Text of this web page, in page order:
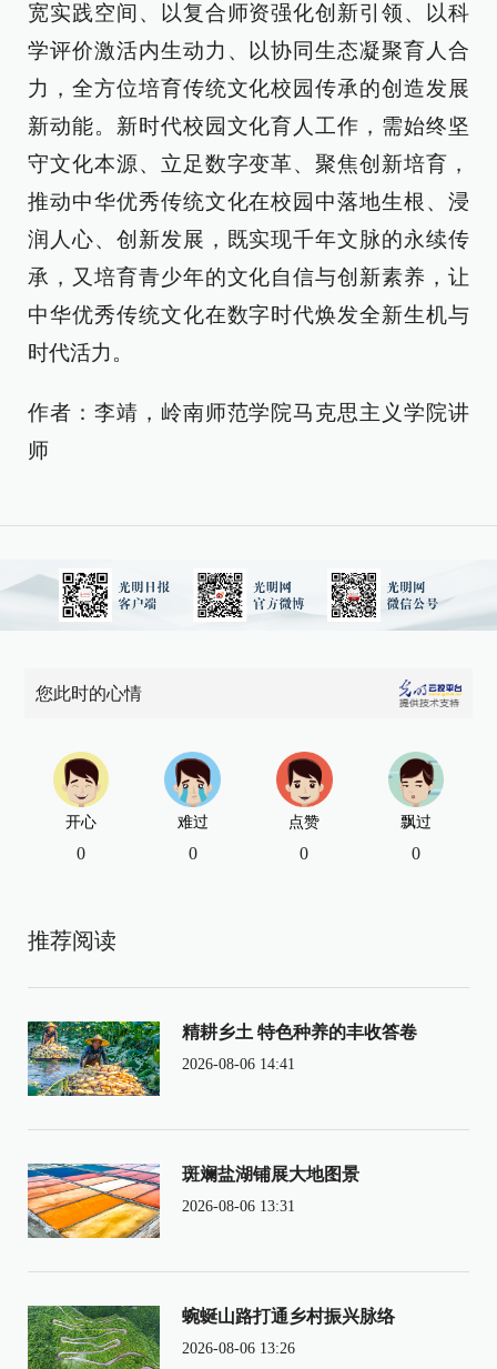
宽实践空间、以复合师资强化创新引领、以科
学评价激活内生动力、以协同生态凝聚育人合
力，全方位培育传统文化校园传承的创造发展
新动能。新时代校园文化育人工作，需始终坚
守文化本源、立足数字变革、聚焦创新培育，
推动中华优秀传统文化在校园中落地生根、浸
润人心、创新发展，既实现千年文脉的永续传
承，又培育青少年的文化自信与创新素养，让
中华优秀传统文化在数字时代焕发全新生机与
时代活力。
作者：李靖，岭南师范学院马克思主义学院讲
师
您此时的心情
开心
0
难过
0
点赞
0
飘过
0
推荐阅读
精耕乡土 特色种养的丰收答卷
2026-08-06 14:41
斑斓盐湖铺展大地图景
2026-08-06 13:31
蜿蜒山路打通乡村振兴脉络
2026-08-06 13:26